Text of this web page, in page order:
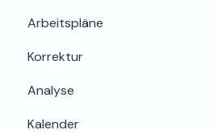
Arbeitspläne
Grundlagen & Einrichtung
Arbeitszeitregeln & Details
Zuweisung & Bearbeitung
Korrektur
Analyse
Auswertung
Kalender